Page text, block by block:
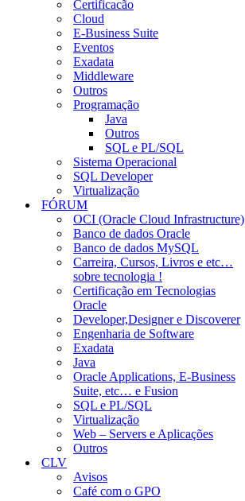
Certificacão
Cloud
E-Business Suite
Eventos
Exadata
Middleware
Outros
Programação
Java
Outros
SQL e PL/SQL
Sistema Operacional
SQL Developer
Virtualização
FÓRUM
OCI (Oracle Cloud Infrastructure)
Banco de dados Oracle
Banco de dados MySQL
Carreira, Cursos, Livros e etc…
sobre tecnologia !
Certificação em Tecnologias
Oracle
Developer,Designer e Discoverer
Engenharia de Software
Exadata
Java
Oracle Applications, E-Business
Suite, etc… e Fusion
SQL e PL/SQL
Virtualização
Web – Servers e Aplicações
Outros
CLV
Avisos
Café com o GPO